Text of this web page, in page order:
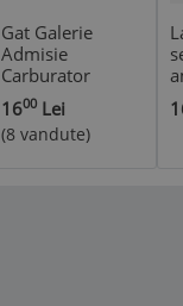
Gat Galerie
Admisie
Carburator
Scuter Yamaha
Zest 49cc 50cc
80cc
1600 Lei
(8 vandute)